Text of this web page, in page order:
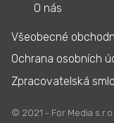
O nás
Všeobecné
Ochrana osobních
Zpracovatelská
© 2021 - For Media